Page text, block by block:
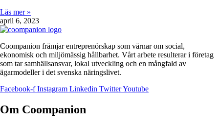
Läs mer »
april 6, 2023
Coompanion främjar entreprenörskap som värnar om social,
ekonomisk och miljömässig hållbarhet. Vårt arbete resulterar i företag
som tar samhällsansvar, lokal utveckling och en mångfald av
ägarmodeller i det svenska näringslivet.
Facebook-f Instagram Linkedin TwitterYoutube
Om Coompanion